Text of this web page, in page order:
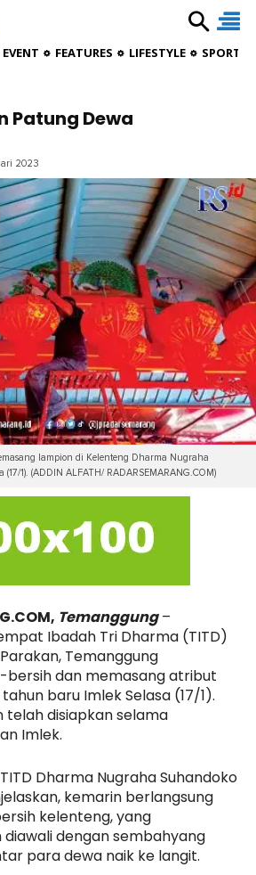
EVENT FEATURES LIFESTYLE
Patung Dewa
2023
lampion di Kelenteng Dharma Nugraha
1). (ADDIN ALFATH/ RADARSEMARANG.COM)
Temanggung–
Ibadah Tri Dharma (TITD)
Temanggung
bersih dan memasang atribut
baru Imlek Selasa (17/1).
telah disiapkan selama
Imlek.
Dharma Nugraha Suhandoko
kemarin berlangsung
kelenteng, yang
dengan sembahyang
para dewa naik ke langit.